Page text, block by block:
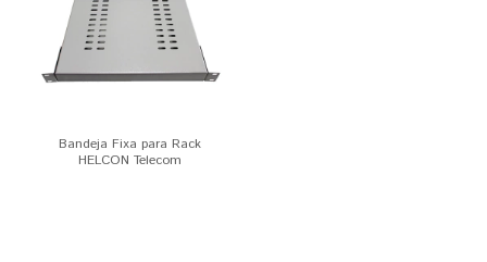
Bandeja Fixa para Rack
HELCON Telecom